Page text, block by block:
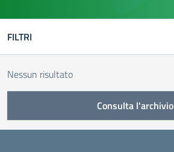
FILTRI
Nessun risultato
Consulta l'archivio